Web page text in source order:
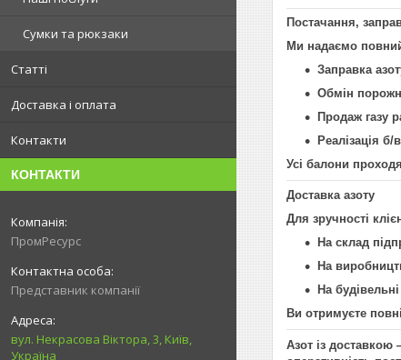
Сумки та рюкзаки
Статті
Доставка і оплата
Контакти
КОНТАКТИ
ПромРесурс
Представник компанії
вул. Некрасова Віктора, 3, Київ,
Україна
Постачання,
Ми надаємо
Заправка
Обмін
Продаж газу
Реалізація б/
Усі балони
Доставка азоту
Для зручності
На склад
На
На
Ви отримуєте
Азот із доставкою